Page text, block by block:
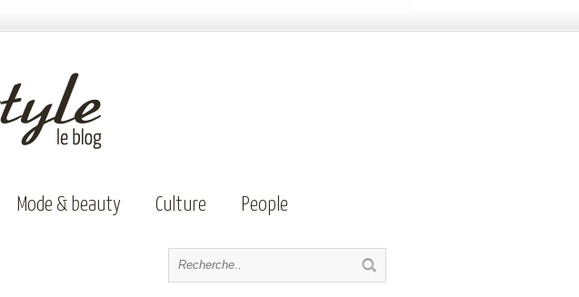
Mode & beauty Culture People